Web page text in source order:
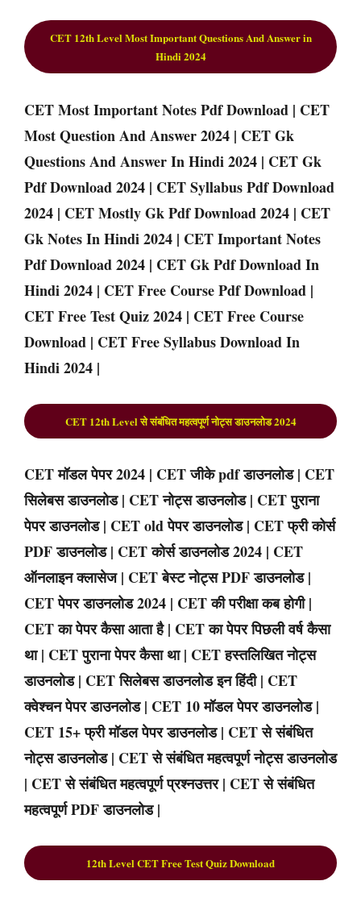
CET 12th Level Most Important Questions And Answer in
Hindi2024
CET Most Important Notes Pdf Download | CET
Most Question And Answer 2024 | CET Gk
Questions And Answer In Hindi 2024 | CET Gk
Pdf Download 2024 | CET Syllabus Pdf Download
2024 | CET Mostly Gk Pdf Download 2024 | CET
Gk Notes In Hindi 2024 | CET Important Notes
Pdf Download 2024 | CET Gk Pdf Download In
Hindi 2024 | CET Free Course Pdf Download |
CET Free Test Quiz 2024 | CET Free Course
Download | CET Free Syllabus Download In
Hindi 2024 |
CET 12th Level से संबंधित महत्वपूर्ण नोट्स डाउनलोड 2024
CET मॉडल पेपर 2024 | CET जीके pdf डाउनलोड | CET
सिलेबस डाउनलोड | CET नोट्स डाउनलोड | CET पुराना
पेपर डाउनलोड | CET old पेपर डाउनलोड | CET फ्री कोर्स
PDF डाउनलोड | CET कोर्स डाउनलोड 2024 | CET
ऑनलाइन क्लासेज | CET बेस्ट नोट्स PDF डाउनलोड |
CET पेपर डाउनलोड 2024 | CET की परीक्षा कब होगी |
CET का पेपर कैसा आता है | CET का पेपर पिछली वर्ष कैसा
था | CET पुराना पेपर कैसा था | CET हस्तलिखित नोट्स
डाउनलोड | CET सिलेबस डाउनलोड इन हिंदी | CET
क्वेश्चन पेपर डाउनलोड | CET 10 मॉडल पेपर डाउनलोड |
CET 15+ फ्री मॉडल पेपर डाउनलोड | CET से संबंधित
नोट्स डाउनलोड | CET से संबंधित महत्वपूर्ण नोट्स डाउनलोड
| CET से संबंधित महत्वपूर्ण प्रश्नउत्तर | CET से संबंधित
महत्वपूर्ण PDF डाउनलोड |
12th Level CET Free Test Quiz Download